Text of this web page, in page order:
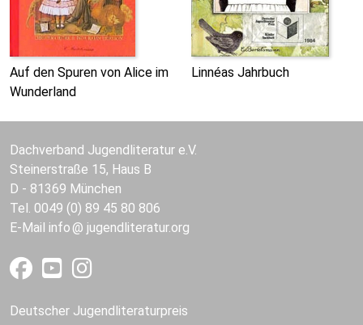
Auf den Spuren von Alice im
Wunderland
Linnéas Jahrbuch
Dachverband Jugendliteratur e.V.
Steinerstraße 15, Haus B
D - 81369 München
Tel. 0049 (0) 89 45 80 806
E-Mail info jugendliteratur.org
Deutscher Jugendliteraturpreis